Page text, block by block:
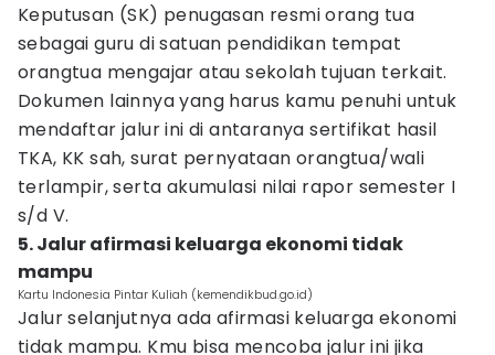
Keputusan (SK) penugasan resmi orang tua
sebagai guru di satuan pendidikan tempat
orangtua mengajar atau sekolah tujuan terkait.
Dokumen lainnya yang harus kamu penuhi untuk
mendaftar jalur ini di antaranya sertifikat hasil
TKA, KK sah, surat pernyataan orangtua/wali
terlampir, serta akumulasi nilai rapor semester I
s/d V.
5. Jalur afirmasi keluarga ekonomi tidak
mampu
Kartu Indonesia Pintar Kuliah (kemendikbud.go.id)
Jalur selanjutnya ada afirmasi keluarga ekonomi
tidak mampu. Kmu bisa mencoba jalur ini jika